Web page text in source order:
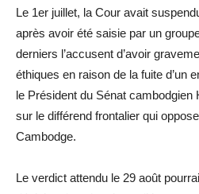
Le 1er juillet, la Cour avait
après avoir été saisie par un
derniers l’accusent d’avoir
éthiques en raison de la fuite d’un
le Président du Sénat cambodgien
sur le différend frontalier qui
Cambodge.
Le verdict attendu le 29 août